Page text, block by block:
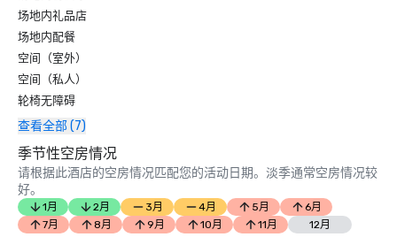
场地内礼品店
场地内配餐
空间（室外）
空间（私人）
轮椅无障碍
查看全部 (7)
季节性空房情况
请根据此酒店的空房情况匹配您的活动日期。淡季通常空房情况较
好。
1月 2月 3月 4月 5月
6月
7月
8月 9月 10月 11月 12月